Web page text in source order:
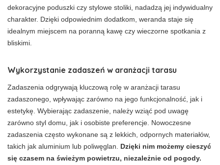
dekoracyjne poduszki czy stylowe stoliki, nadadzą jej indywidualny
charakter. Dzięki odpowiednim dodatkom, weranda staje się
idealnym miejscem na poranną kawę czy wieczorne spotkania z
bliskimi.
Wykorzystanie zadaszeń w aranżacji tarasu
Zadaszenia odgrywają kluczową rolę w aranżacji tarasu
zadaszonego, wpływając zarówno na jego funkcjonalność, jak i
estetykę. Wybierając zadaszenie, należy wziąć pod uwagę
zarówno styl domu, jak i osobiste preferencje. Nowoczesne
zadaszenia często wykonane są z lekkich, odpornych materiałów,
takich jak aluminium lub poliwęglan. Dzięki nim możemy cieszyć
się czasem na świeżym powietrzu, niezależnie od pogody.